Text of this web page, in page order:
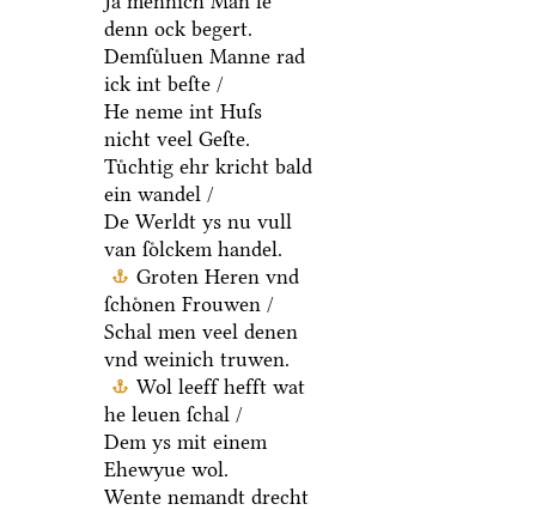
denn ock begert.
Demſuͤluen Manne rad
ick int beſte /
He neme int Huſs
nicht veel Geſte.
Tuͤchtig ehr kricht bald
ein wandel /
De Werldt ys nu vull
van ſoͤlckem handel.
Groten Heren vnd
ſchoͤnen Frouwen /
Schal men veel denen
vnd weinich truwen.
Wol leeff hefft wat
he leuen ſchal /
Dem ys mit einem
Ehewyue wol.
Wente nemandt drecht